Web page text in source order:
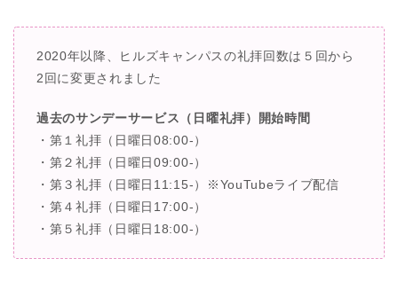
2020年以降、ヒルズキャンパスの礼拝回数は５回から
2回に変更されました
過去のサンデーサービス（日曜礼拝）開始時間
・第１礼拝（日曜日08:00-）
・第２礼拝（日曜日09:00-）
・第３礼拝（日曜日11:15-）※YouTubeライブ配信
・第４礼拝（日曜日17:00-）
・第５礼拝（日曜日18:00-）